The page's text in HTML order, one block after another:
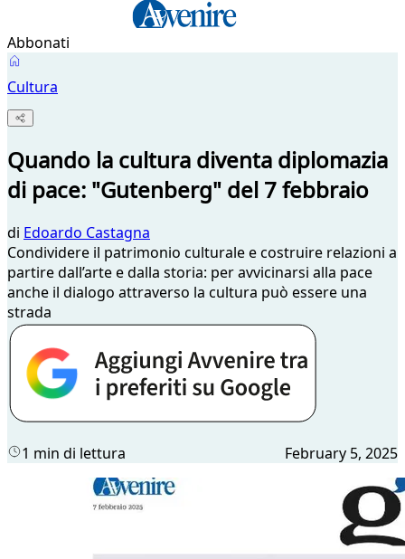
Abbonati
Cultura
Quando la cultura diventa diplomazia
di pace: "Gutenberg" del 7 febbraio
di Edoardo Castagna
Condividere il patrimonio culturale e costruire relazioni a
partire dall’arte e dalla storia: per avvicinarsi alla pace
anche il dialogo attraverso la cultura può essere una
strada
1 min di lettura February 5, 2025